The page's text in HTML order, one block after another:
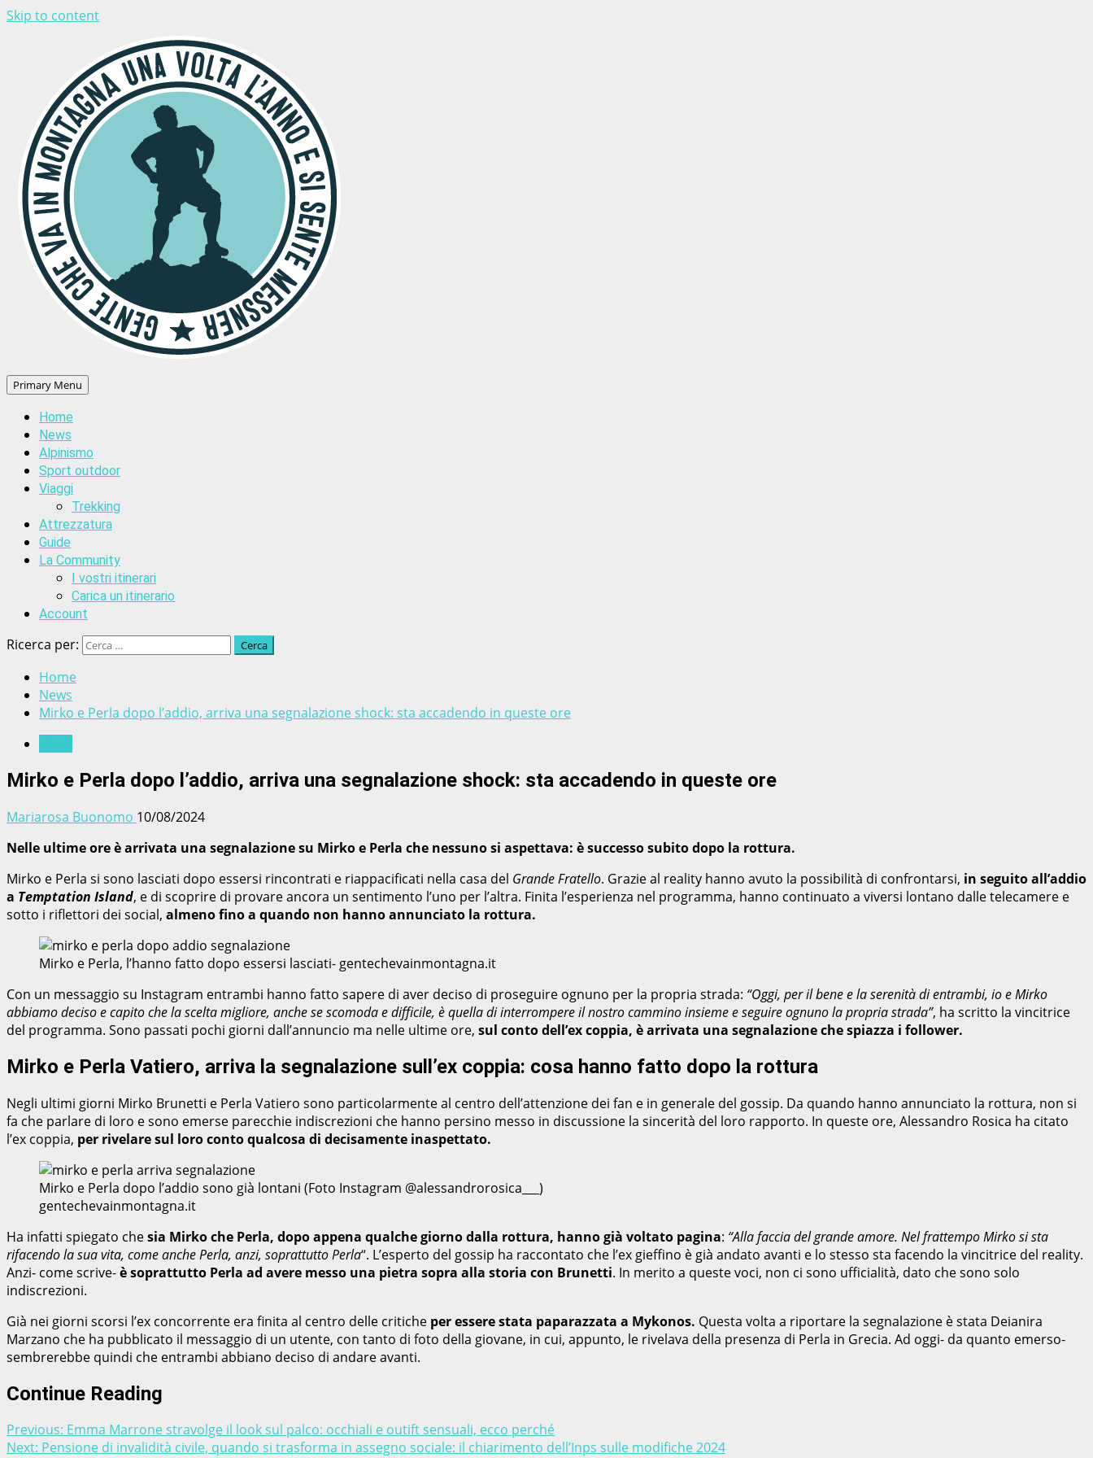
Skip to content
Primary Menu
Home
News
Alpinismo
Sport outdoor
Viaggi
Trekking
Attrezzatura
Guide
La Community
I vostri itinerari
Carica un itinerario
Account
Ricerca per:
Home
News
Mirko e Perla dopo l’addio, arriva una segnalazione shock: sta accadendo in queste ore
Mirko e Perla dopo l’addio, arriva una segnalazione shock: sta accadendo in queste ore
Mariarosa Buonomo 10/08/2024
Nelle ultime ore è arrivata una segnalazione su Mirko e Perla che nessuno si aspettava: è successo subito dopo la rottura.
Mirko e Perla si sono lasciati dopo essersi rincontrati e riappacificati nella casa del Grande Fratello. Grazie al reality hanno avuto la possibilità di confrontarsi, in seguito all’addio
a Temptation Island, e di scoprire di provare ancora un sentimento l’uno per l’altra. Finita l’esperienza nel programma, hanno continuato a viversi lontano dalle telecamere e
sotto i riflettori dei social, almeno fino a quando non hanno annunciato la rottura.
Mirko e Perla, l’hanno fatto dopo essersi lasciati- gentechevainmontagna.it
Con un messaggio su Instagram entrambi hanno fatto sapere di aver deciso di proseguire ognuno per la propria strada: “Oggi, per il bene e la serenità di entrambi, io e Mirko
abbiamo deciso e capito che la scelta migliore, anche se scomoda e difficile, è quella di interrompere il nostro cammino insieme e seguire ognuno la propria strada”, ha scritto la vincitrice
del programma. Sono passati pochi giorni dall’annuncio ma nelle ultime ore, sul conto dell’ex coppia, è arrivata una segnalazione che spiazza i follower.
Mirko e Perla Vatiero, arriva la segnalazione sull’ex coppia: cosa hanno fatto dopo la rottura
Negli ultimi giorni Mirko Brunetti e Perla Vatiero sono particolarmente al centro dell’attenzione dei fan e in generale del gossip. Da quando hanno annunciato la rottura, non si
fa che parlare di loro e sono emerse parecchie indiscrezioni che hanno persino messo in discussione la sincerità del loro rapporto. In queste ore, Alessandro Rosica ha citato
l’ex coppia, per rivelare sul loro conto qualcosa di decisamente inaspettato.
Mirko e Perla dopo l’addio sono già lontani (Foto Instagram @alessandrorosica___)
gentechevainmontagna.it
Ha infatti spiegato chesia Mirko che Perla, dopo appena qualche giorno dalla rottura, hanno già voltato pagina: “Alla faccia del grande amore. Nel frattempo Mirko si sta
rifacendo la sua vita, come anche Perla, anzi, soprattutto Perla“. L’esperto del gossip ha raccontato che l’ex gieffino è già andato avanti e lo stesso sta facendo la vincitrice del reality.
Anzi- come scrive-è soprattutto Perla ad avere messo una pietra sopra alla storia con Brunetti. In merito a queste voci, non ci sono ufficialità, dato che sono solo
indiscrezioni.
Già nei giorni scorsi l’ex concorrente era finita al centro delle critiche per essere stata paparazzata a Mykonos. Questa volta a riportare la segnalazione è stata Deianira
Marzano che ha pubblicato il messaggio di un utente, con tanto di foto della giovane, in cui, appunto, le rivelava della presenza di Perla in Grecia. Ad oggi- da quanto emerso-
sembrerebbe quindi che entrambi abbiano deciso di andare avanti.
Continue Reading
Previous: Emma Marrone stravolge il look sul palco: occhiali e outift sensuali, ecco perché
Next: Pensione di invalidità civile, quando si trasforma in assegno sociale: il chiarimento dell’Inps sulle modifiche 2024